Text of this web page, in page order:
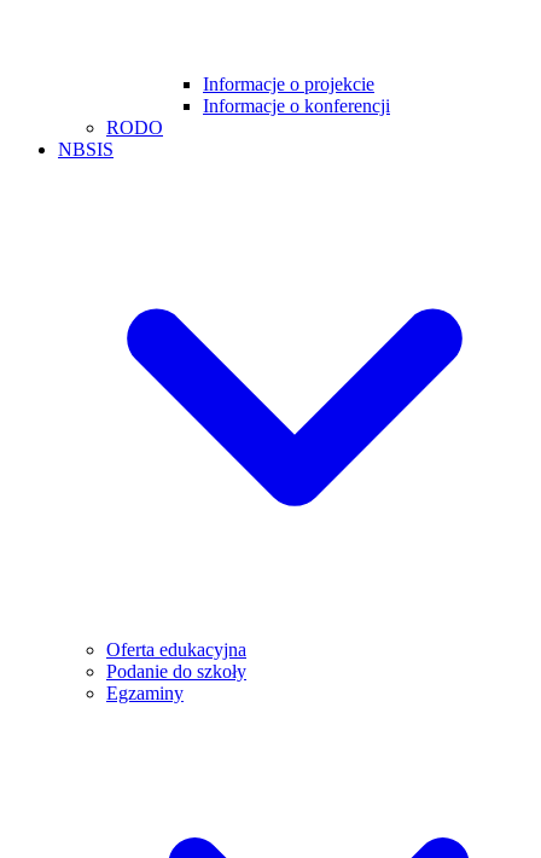
Informacje o projekcie
Informacje o konferencji
RODO
NBSIS
Oferta edukacyjna
Podanie do szkoły
Egzaminy